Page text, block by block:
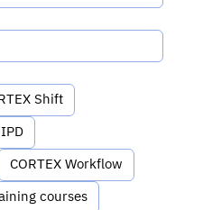
Shift
CORTEX Workflow
courses